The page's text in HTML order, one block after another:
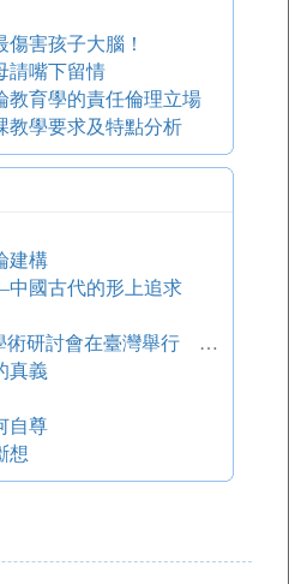
害孩子大腦！
請嘴下留情
學的責任倫理立場
教學要求及特點分析
建構
古代的形上追求
海峽兩岸“人文與科技”學術研討會在臺灣舉行 ——兼談在人文與科技之間保持張力
真義
自尊
想